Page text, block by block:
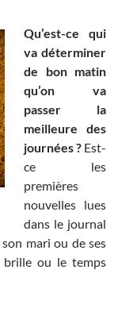
Qu’est-ce qui
va déterminer
de bon matin
qu’on va
passer la
meilleure des
journées ? Est-
ce les
premières
nouvelles lues
dans le journal
mari ou de ses
brille ou le temps
pour vivre la